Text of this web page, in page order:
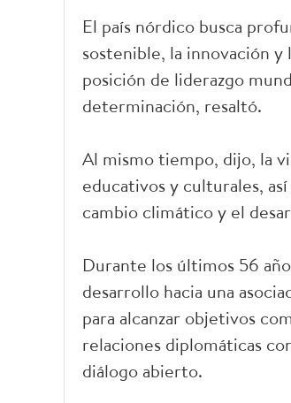
El país nórdico busca
sostenible, la innovación
posición de liderazgo
determinación, resaltó.
Al mismo tiempo, dijo, la
educativos y culturales,
cambio climático y el
Durante los últimos 56
desarrollo hacia una
para alcanzar objetivos
relaciones diplomáticas
diálogo abierto.